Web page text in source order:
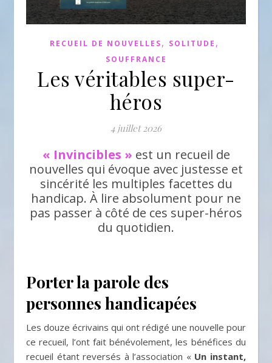
RECUEIL DE NOUVELLES, SOLITUDE ,
SOUFFRANCE
Les véritables super-
héros
4 juillet 2026
« Invincibles » est un recueil de
nouvelles qui évoque avec justesse et
sincérité les multiples facettes du
handicap. À lire absolument pour ne
pas passer à côté de ces super-héros
du quotidien.
Porter la parole des
personnes handicapées
Les douze écrivains qui ont rédigé une nouvelle pour
ce recueil, l’ont fait bénévolement, les bénéfices du
recueil étant reversés à l’association « Un instant,